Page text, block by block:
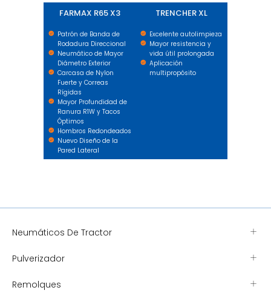
FARMAX R65 X3
Patrón de Banda de
Rodadura Direccional
Neumático de Mayor
Diámetro Exterior
Carcasa de Nylon
Fuerte y Correas
Rígidas
Mayor Profundidad de
Ranura R1W y Tacos
Óptimos
Hombros Redondeados
Nuevo Diseño de la
Pared Lateral
TRENCHER XL
Excelente autolimpieza
Mayor resistencia y
vida útil prolongada
Aplicación
multipropósito
Neumáticos De Tractor
Pulverizador
Remolques